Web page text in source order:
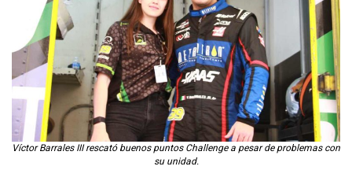
Víctor Barrales III rescató buenos puntos Challenge a pesar de problemas con
su unidad.